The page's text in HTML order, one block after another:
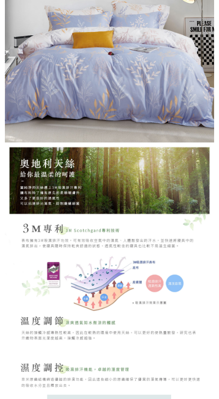
2.透過簡訊連結打開帳單後，可選擇「超商條碼／台灣大直營門市／銀行轉
帳／街口支付／iPASS MONEY」等通路繳費。
【注意事項】
1.本服務係由「台灣大哥大股份有限公司」（以下簡稱本公司）所提供，讓
用戶於交易時，得透過本服務購買商品或服務，並由商店將買賣／分期付款
買賣價金債權讓與本公司後，依約使用本公司帳單繳交帳款。
2.基於同意付款使用「大哥付你分期」之契約關係目的，商店將以您的個人
資料（包含姓名、電話或地址）提供予台灣大哥大進項蒐集、處理及利用，
由本公司與您本人進行分期帳單所需資料之確認、核對及更正。
3.完整用戶服務條款，請詳閱以下連結：https://oppay.tw/userRule
１．於結帳方式選擇「AFTEE先享後付」後，將跳轉至「AFTEE先享後付」
結帳頁面，進行簡訊認證並確認金額後，即可完成結帳。
２．訂單成立數日內，您將收到繳費通知簡訊。
３．收到繳費通知簡訊後14天內，點擊此簡訊中的連結，可透過四大超商／
ATM／網路銀行／等多元方式進行付款，方視為交易完成。
※ 請注意：結帳手續完成當下不需立刻繳費，但若您需要取消訂單，請聯絡
購買商品的店家。未經商家同意取消之訂單仍視為有效，需透過AFTEE先享
後付繳納相關費用。
※ 交易是否成功請以「AFTEE先享後付 」之結帳頁面顯示為準，若有關於
是否繳費成功／繳費後需取消欲退款等相關疑問，請聯繫「AFTEE先享後付
客戶支援中心」https://netprotections.freshdesk.com/support/home
【注意事項】
１．透過由恩沛科技股份有限公司提供之「AFTEE先享後付」服務完成之交
易，需依本服務之必要範圍內提供個人資料，並將交易相關給付款項請求債
權轉讓予恩沛科技股份有限公司。
２．關於個人資料處理事宜，請瀏覽以下網址：
https://aftee.tw/terms/#terms3
３．未成年的使用者請事先徵得法定代理人或監護人之同意方可使用
「AFTEE先享後付」，若未經同意申辦者引起之損失，本公司不負相關責
任。
４．使用「AFTEE先享後付」時，將依據個別帳號之用戶狀況，依本公司即
時審查核予不同之上限額度；若仍有額度不足之情形，本公司將視審查結果
請求用戶進行身份認證。
５．嚴禁一人註冊多個帳號或使用他人資訊註冊。若發現惡意使用之情形，
恩沛科技股份有限公司將有權停止該用戶之使用額度並採取法律行動。
全家取貨付款
每筆NT$60，滿NT$699(含以上)免運費
付款後全家取貨
每筆NT$60，滿NT$699(含以上)免運費
7-11取貨付款
每筆NT$60，滿NT$999(含以上)免運費
付款後7-11取貨
每筆NT$60，滿NT$999(含以上)免運費
新竹貨運
每筆NT$80，滿NT$999(含以上)免運費